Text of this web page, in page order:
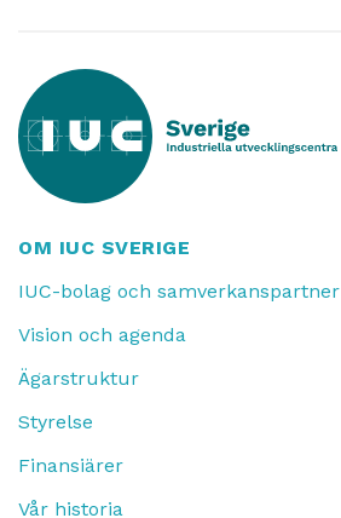
OM IUC SVERIGE
IUC-bolag och samverkanspartner
Vision och agenda
Ägarstruktur
Styrelse
Finansiärer
Vår historia